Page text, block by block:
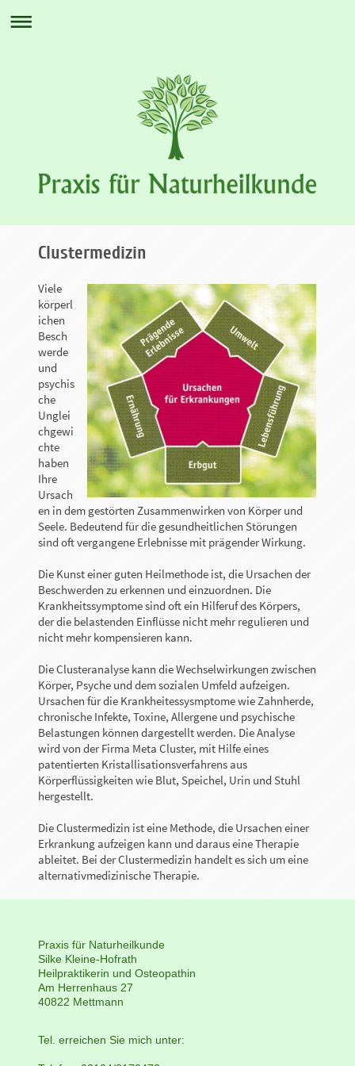
Clustermedizin
Viele
körperl
ichen
Besch
werde
und
psychis
che
Unglei
chgewi
chte
haben
Ihre
Ursach
en in dem gestörten Zusammenwirken von Körper und
Seele. Bedeutend für die gesundheitlichen Störungen
sind oft vergangene Erlebnisse mit prägender Wirkung.
Die Kunst einer guten Heilmethode ist, die Ursachen der
Beschwerden zu erkennen und einzuordnen. Die
Krankheitssymptome sind oft ein Hilferuf des Körpers,
der die belastenden Einflüsse nicht mehr regulieren und
nicht mehr kompensieren kann.
Die Clusteranalyse kann die Wechselwirkungen zwischen
Körper, Psyche und dem sozialen Umfeld aufzeigen.
Ursachen für die Krankheitessysmptome wie Zahnherde,
chronische Infekte, Toxine, Allergene und psychische
Belastungen können dargestellt werden. Die Analyse
wird von der Firma Meta Cluster, mit Hilfe eines
patentierten Kristallisationsverfahrens aus
Körperflüssigkeiten wie Blut, Speichel, Urin und Stuhl
hergestellt.
Die Clustermedizin ist eine Methode, die Ursachen einer
Erkrankung aufzeigen kann und daraus eine Therapie
ableitet. Bei der Clustermedizin handelt es sich um eine
alternativmedizinische Therapie.
Praxis für Naturheilkunde
Silke Kleine-Hofrath
Heilpraktikerin und Osteopathin
Am Herrenhaus 27
40822 Mettmann
Tel. erreichen Sie mich unter: